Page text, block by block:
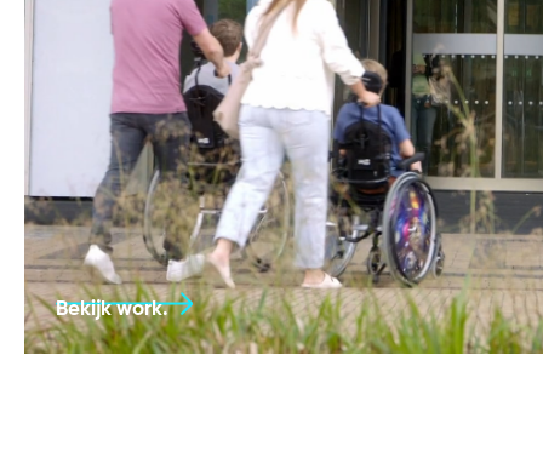
Bekijk work.